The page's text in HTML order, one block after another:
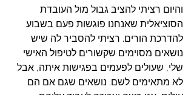
והיום רציתי להציב גבול מול העובדת
הסוציאלית שאנחנו פוגשות פעם בשבוע
להדרכת הורים. רציתי להסביר לה שיש
נושאים מסוימים שקשורים לטיפול האישי
שלי, שעולים לפעמים בפגישות איתה, אבל
לא מתאימים לשם. נושאים שגם אם הם